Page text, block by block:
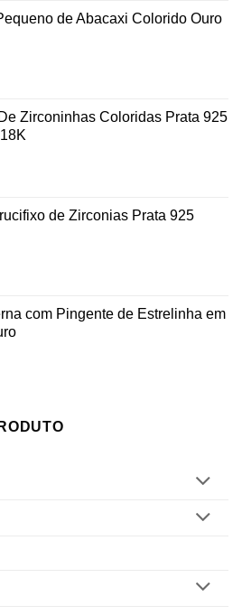
de Abacaxi Colorido Ouro
Zirconinhas Coloridas Prata 925
de Zirconias Prata 925
com Pingente de Estrelinha em